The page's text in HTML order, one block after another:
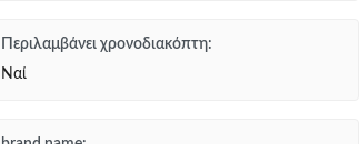
Περιλαμβάνει χρονοδιακόπτη:
Ναί